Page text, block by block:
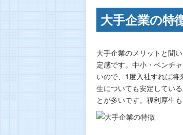
大手企業の特
大手企業のメリットと聞
定感です。中小・ベンチ
いので、1度入社すれば
生についても安定してい
とが多いです。福利厚生